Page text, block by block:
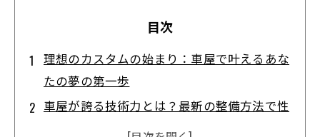
目次
理想のカスタムの始まり：車屋で叶えるあな
たの夢の第一歩
車屋が誇る技術力とは？最新の整備方法で性
能アップを実現